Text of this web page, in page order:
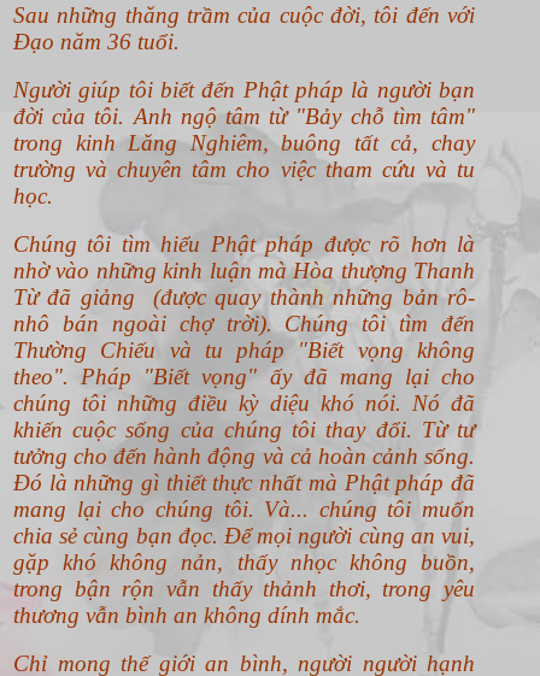
Sau những thăng trầm của cuộc đời, tôi đến với
Đạo năm 36 tuổi.
Người giúp tôi biết đến Phật pháp là người bạn
đời của tôi. Anh ngộ tâm từ "Bảy chỗ tìm tâm"
trong kinh Lăng Nghiêm, buông tất cả, chay
trường và chuyên tâm cho việc tham cứu và tu
học.
Chúng tôi tìm hiểu Phật pháp được rõ hơn là
nhờ vào những kinh luận mà Hòa thượng Thanh
Từ đã giảng (được quay thành những bản rô-
nhô bán ngoài chợ trời). Chúng tôi tìm đến
Thường Chiếu và tu pháp "Biết vọng không
theo". Pháp "Biết vọng" ấy đã mang lại cho
chúng tôi những điều kỳ diệu khó nói. Nó đã
khiến cuộc sống của chúng tôi thay đổi. Từ tư
tưởng cho đến hành động và cả hoàn cảnh sống.
Đó là những gì thiết thực nhất mà Phật pháp đã
mang lại cho chúng tôi. Và... chúng tôi muốn
chia sẻ cùng bạn đọc. Để mọi người cùng an vui,
gặp khó không nản, thấy nhọc không buồn,
trong bận rộn vẫn thấy thảnh thơi, trong yêu
thương vẫn bình an không dính mắc.
Chỉ mong thế giới an bình, người người hạnh